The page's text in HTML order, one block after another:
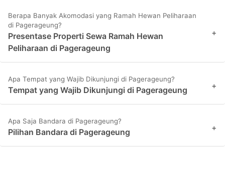
Berapa Banyak Akomodasi yang Ramah Hewan Peliharaan
di Pagerageung?
Presentase Properti Sewa Ramah Hewan
Peliharaan di Pagerageung
+
Apa Tempat yang Wajib Dikunjungi di Pagerageung?
Tempat yang Wajib Dikunjungi di Pagerageung +
Apa Saja Bandara di Pagerageung?
Pilihan Bandara di Pagerageung +